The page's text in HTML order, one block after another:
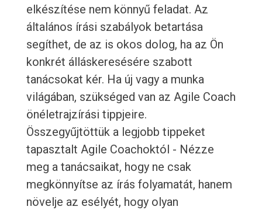
elkészítése nem könnyű feladat. Az
általános írási szabályok betartása
segíthet, de az is okos dolog, ha az Ön
konkrét álláskeresésére szabott
tanácsokat kér. Ha új vagy a munka
világában, szükséged van az Agile Coach
önéletrajzírási tippjeire.
Összegyűjtöttük a legjobb tippeket
tapasztalt Agile Coachoktól - Nézze
meg a tanácsaikat, hogy ne csak
megkönnyítse az írás folyamatát, hanem
növelje az esélyét, hogy olyan